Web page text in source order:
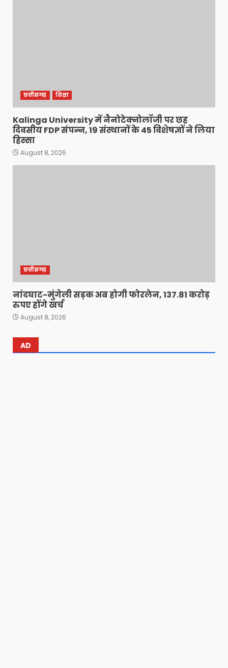
छत्तीसगढ़ शिक्षा
Kalinga University में नैनोटेक्नोलॉजी पर छह
दिवसीय FDP संपन्न, 19 संस्थानों के 45 विशेषज्ञों ने लिया
हिस्सा
August 8, 2026
छत्तीसगढ़
नांदघाट-मुंगेली सड़क अब होगी फोरलेन, 137.81 करोड़
रुपए होंगे खर्च
August 8, 2026
AD